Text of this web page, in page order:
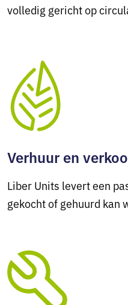
volledig gericht op
Verhuur en
Liber Units levert een
gekocht of gehuurd kan